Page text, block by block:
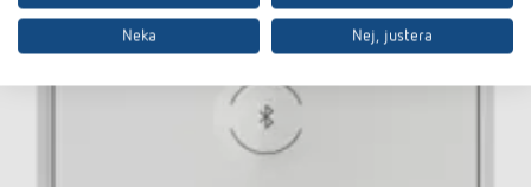
Neka Nej, justera